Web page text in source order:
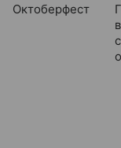
Октоберфест